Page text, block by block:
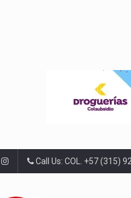
Call Us: COL. +57 (315)